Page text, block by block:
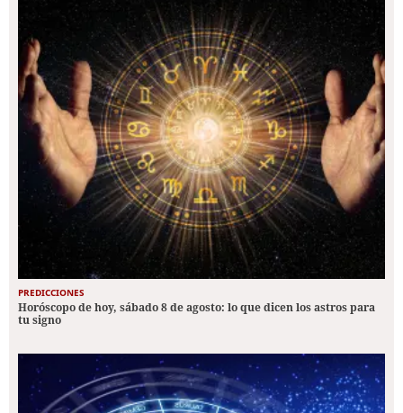
PREDICCIONES
Horóscopo de hoy, sábado 8 de agosto: lo que dicen los astros para
tu signo